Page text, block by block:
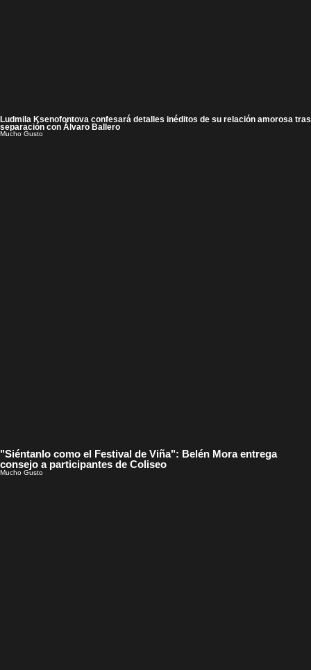
Ludmila Ksenofontova confesará detalles inéditos de su relación amorosa tras
separación con Álvaro Ballero
Mucho Gusto
"Siéntanlo como el Festival de Viña": Belén Mora entrega
consejo a participantes de Coliseo
Mucho Gusto